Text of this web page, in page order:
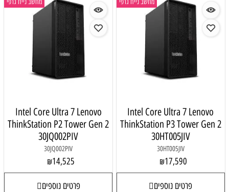
מחשב נייח גרפי
Intel Core Ultra 7 Lenovo
ThinkStation P3 Tower Gen 2
30HT005JIV
30HT005JIV
₪17,590
פרטים נוספים
מחשב נייח גרפי
Intel Core Ultra 7 Lenovo
ThinkStation P2 Tower Gen 2
30JQ002PIV
30JQ002PIV
₪14,525
פרטים נוספים